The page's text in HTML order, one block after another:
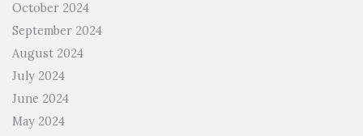
October 2024
September 2024
August 2024
July 2024
June 2024
May 2024